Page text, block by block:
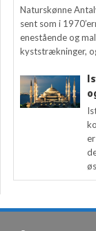
Naturskønne
sent som i
enestående og
kyststrækninger,